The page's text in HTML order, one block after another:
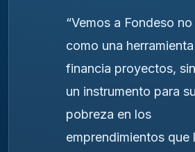
“Vemos a Fondeso
como una
financia proyectos,
un instrumento para
pobreza en los
emprendimientos que